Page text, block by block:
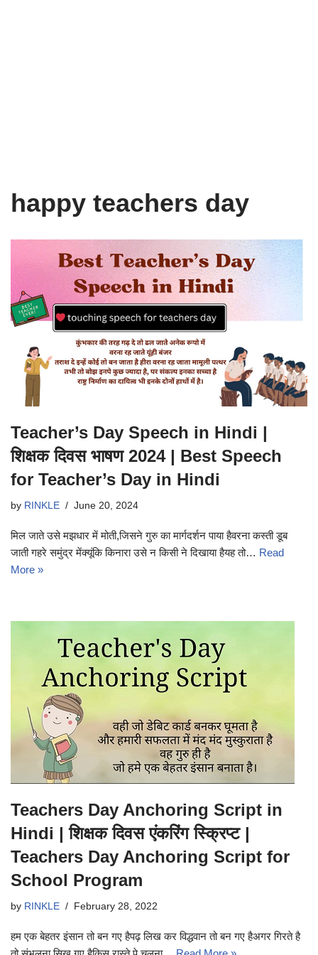
happy teachers day
Teacher’s Day Speech in Hindi |
शिक्षक दिवस भाषण 2024 | Best Speech
for Teacher’s Day in Hindi
by RINKLE June 20, 2024
मिल जाते उसे मझधार में मोती,जिसने गुरु का मार्गदर्शन पाया हैवरना कस्ती डूब
जाती गहरे समुंद्र मेंक्यूंकि किनारा उसे न किसी ने दिखाया हैयह तो… Read
More »
Teachers Day Anchoring Script in
Hindi | शिक्षक दिवस एंकरिंग स्क्रिप्ट |
Teachers Day Anchoring Script for
School Program
by RINKLE February 28, 2022
हम एक बेहतर इंसान तो बन गए हैपढ़ लिख कर विद्धवान तो बन गए हैअगर गिरते है